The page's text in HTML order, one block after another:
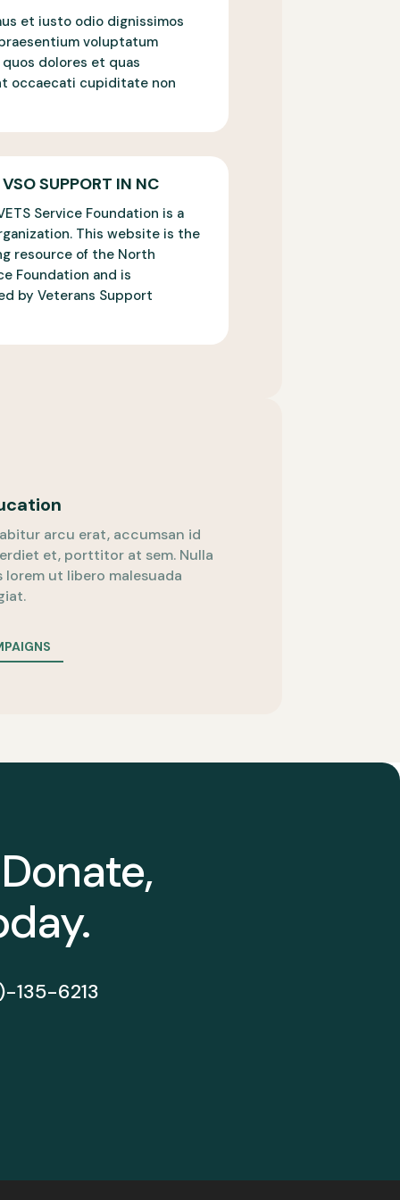
et iusto odio dignissimos
voluptatum
dolores et quas
occaecati cupiditate non
SUPPORT IN NC
Service Foundation is a
This website is the
resource of the North
Foundation and is
by Veterans Support
arcu erat, accumsan id
et, porttitor at sem. Nulla
lorem ut libero malesuada
135-6213